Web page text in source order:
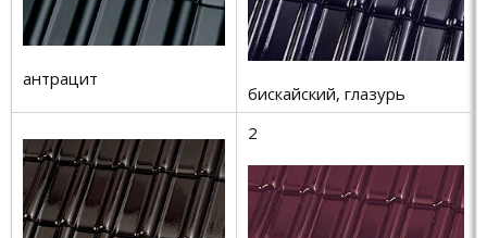
антрацит
бискайский, глазурь
2